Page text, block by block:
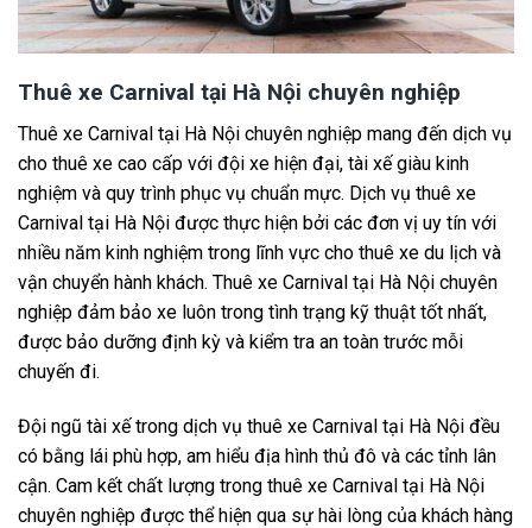
Thuê xe Carnival tại Hà Nội chuyên nghiệp
Thuê xe Carnival tại Hà Nội chuyên nghiệp mang đến dịch vụ
cho thuê xe cao cấp với đội xe hiện đại, tài xế giàu kinh
nghiệm và quy trình phục vụ chuẩn mực. Dịch vụ thuê xe
Carnival tại Hà Nội được thực hiện bởi các đơn vị uy tín với
nhiều năm kinh nghiệm trong lĩnh vực cho thuê xe du lịch và
vận chuyển hành khách. Thuê xe Carnival tại Hà Nội chuyên
nghiệp đảm bảo xe luôn trong tình trạng kỹ thuật tốt nhất,
được bảo dưỡng định kỳ và kiểm tra an toàn trước mỗi
chuyến đi.
Đội ngũ tài xế trong dịch vụ thuê xe Carnival tại Hà Nội đều
có bằng lái phù hợp, am hiểu địa hình thủ đô và các tỉnh lân
cận. Cam kết chất lượng trong thuê xe Carnival tại Hà Nội
chuyên nghiệp được thể hiện qua sự hài lòng của khách hàng